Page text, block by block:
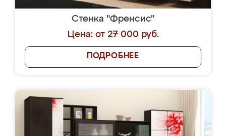
Стенка "Френсис"
Цена: от 27 000 руб.
ПОДРОБНЕЕ